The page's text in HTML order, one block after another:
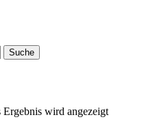
Ergebnis wird angezeigt